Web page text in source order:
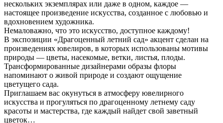
нескольких экземплярах или даже в одном, каждое —
настоящее произведение искусства, созданное с любовью и
вдохновением художника.
Немаловажно, что это искусство, доступное каждому!
В экспозиции «Драгоценный летний сад» акцент сделан на
произведениях ювелиров, в которых использованы мотивы
природы — цветы, насекомые, ветки, листья, плоды.
Трансформированные дизайнерами образы флоры
напоминают о живой природе и создают ощущение
цветущего сада.
Приглашаем вас окунуться в атмосферу ювелирного
искусства и прогуляться по драгоценному летнему саду
красоты и мастерства, где каждый найдет свой заветный
цветок…